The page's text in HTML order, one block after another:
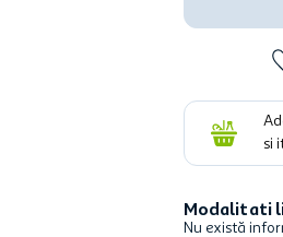
si
Modalitati
Nu există